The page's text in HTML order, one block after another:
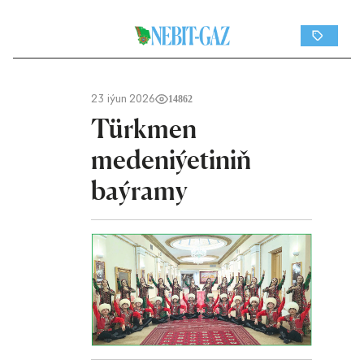
23 iýun 2026 14862
Türkmen
medeniýetiniň
baýramy